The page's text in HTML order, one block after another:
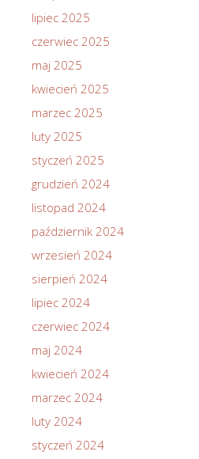
lipiec 2025
czerwiec 2025
maj 2025
kwiecień 2025
marzec 2025
luty 2025
styczeń 2025
grudzień 2024
listopad 2024
październik 2024
wrzesień 2024
sierpień 2024
lipiec 2024
czerwiec 2024
maj 2024
kwiecień 2024
marzec 2024
luty 2024
styczeń 2024